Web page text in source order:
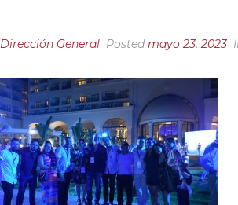
Dirección General Postedmayo 23, 2023